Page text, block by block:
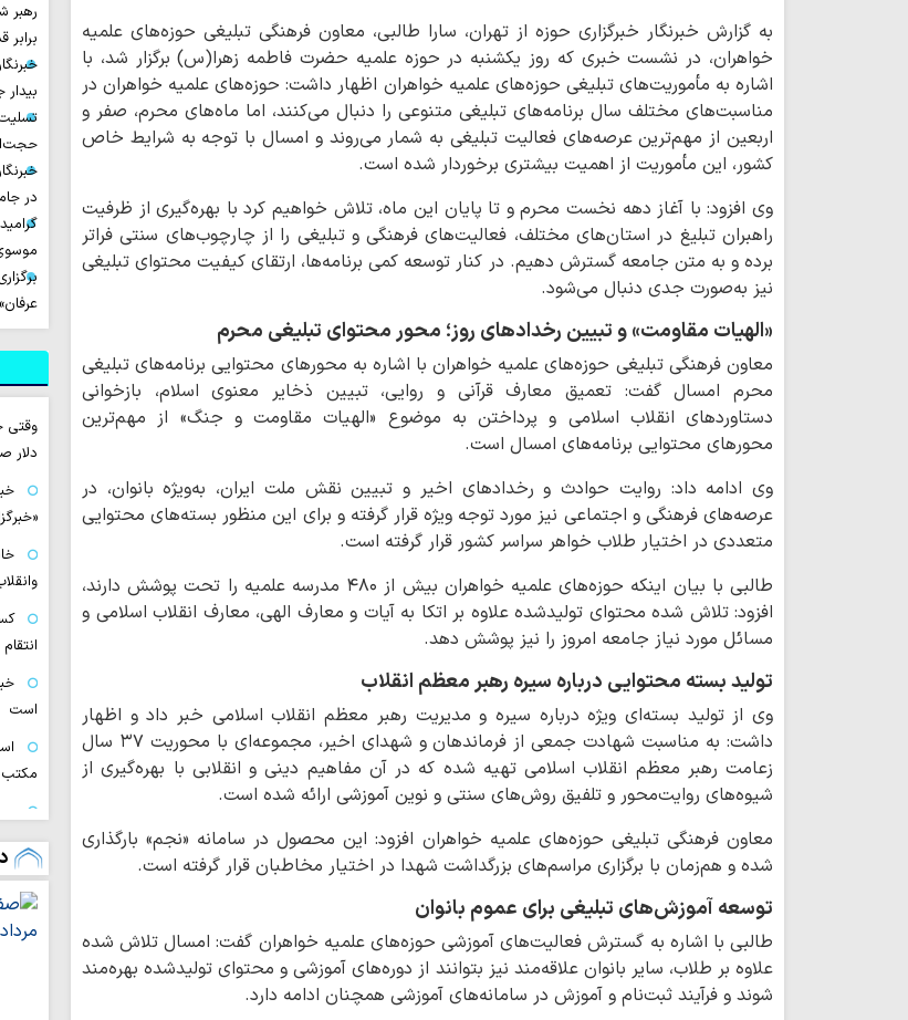
به گزارش خبرنگار خبرگزاری حوزه از تهران، سارا طالبی، معاون فرهنگی تبلیغی حوزه‌های علمیه
خواهران، در نشست خبری که روز یکشنبه در حوزه علمیه حضرت فاطمه زهرا(س) برگزار شد، با
اشاره به مأموریت‌های تبلیغی حوزه‌های علمیه خواهران اظهار داشت: حوزه‌های علمیه خواهران در
مناسبت‌های مختلف سال برنامه‌های تبلیغی متنوعی را دنبال می‌کنند، اما ماه‌های محرم، صفر و
اربعین از مهم‌ترین عرصه‌های فعالیت تبلیغی به شمار می‌روند و امسال با توجه به شرایط خاص
کشور، این مأموریت از اهمیت بیشتری برخوردار شده است.
وی افزود: با آغاز دهه نخست محرم و تا پایان این ماه، تلاش خواهیم کرد با بهره‌گیری از ظرفیت
راهبران تبلیغ در استان‌های مختلف، فعالیت‌های فرهنگی و تبلیغی را از چارچوب‌های سنتی فراتر
برده و به متن جامعه گسترش دهیم. در کنار توسعه کمی برنامه‌ها، ارتقای کیفیت محتوای تبلیغی
نیز به‌صورت جدی دنبال می‌شود.
«الهیات مقاومت» و تبیین رخدادهای روز؛ محور محتوای تبلیغی محرم
معاون فرهنگی تبلیغی حوزه‌های علمیه خواهران با اشاره به محورهای محتوایی برنامه‌های تبلیغی
محرم امسال گفت: تعمیق معارف قرآنی و روایی، تبیین ذخایر معنوی اسلام، بازخوانی
دستاوردهای انقلاب اسلامی و پرداختن به موضوع «الهیات مقاومت و جنگ» از مهم‌ترین
محورهای محتوایی برنامه‌های امسال است.
وی ادامه داد: روایت حوادث و رخدادهای اخیر و تبیین نقش ملت ایران، به‌ویژه بانوان، در
عرصه‌های فرهنگی و اجتماعی نیز مورد توجه ویژه قرار گرفته و برای این منظور بسته‌های محتوایی
متعددی در اختیار طلاب خواهر سراسر کشور قرار گرفته است.
طالبی با بیان اینکه حوزه‌های علمیه خواهران بیش از ۴۸۰ مدرسه علمیه را تحت پوشش دارند،
افزود: تلاش شده محتوای تولیدشده علاوه بر اتکا به آیات و معارف الهی، معارف انقلاب اسلامی و
مسائل مورد نیاز جامعه امروز را نیز پوشش دهد.
تولید بسته محتوایی درباره سیره رهبر معظم انقلاب
وی از تولید بسته‌ای ویژه درباره سیره و مدیریت رهبر معظم انقلاب اسلامی خبر داد و اظهار
داشت: به مناسبت شهادت جمعی از فرماندهان و شهدای اخیر، مجموعه‌ای با محوریت ۳۷ سال
زعامت رهبر معظم انقلاب اسلامی تهیه شده که در آن مفاهیم دینی و انقلابی با بهره‌گیری از
شیوه‌های روایت‌محور و تلفیق روش‌های سنتی و نوین آموزشی ارائه شده است.
معاون فرهنگی تبلیغی حوزه‌های علمیه خواهران افزود: این محصول در سامانه «نجم» بارگذاری
شده و هم‌زمان با برگزاری مراسم‌های بزرگداشت شهدا در اختیار مخاطبان قرار گرفته است.
توسعه آموزش‌های تبلیغی برای عموم بانوان
طالبی با اشاره به گسترش فعالیت‌های آموزشی حوزه‌های علمیه خواهران گفت: امسال تلاش شده
علاوه بر طلاب، سایر بانوان علاقه‌مند نیز بتوانند از دوره‌های آموزشی و محتوای تولیدشده بهره‌مند
شوند و فرآیند ثبت‌نام و آموزش در سامانه‌های آموزشی همچنان ادامه دارد.
رهبر
بیدار
در
عرفان»
دلار
است
مکتب
پیدا